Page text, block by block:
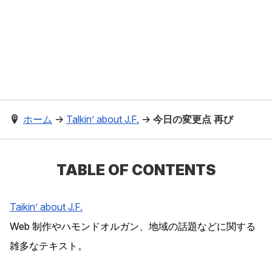
ホーム → Talkin’ about J.F. → 今日の変更点 再び
TABLE OF CONTENTS
Taikin’ about J.F.
Web 制作やハモンドオルガン、地域の話題などに関する
雑多なテキスト。